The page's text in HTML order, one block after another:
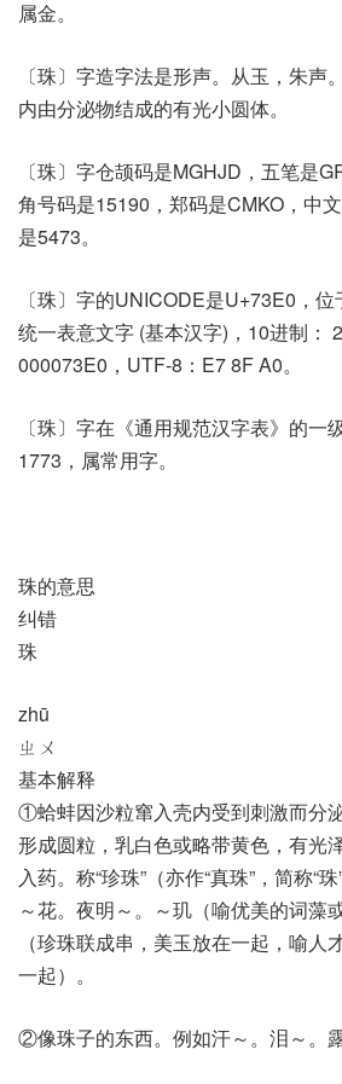
属金。
〔珠〕字造字法是形声。从玉，朱声
内由分泌物结成的有光小圆体。
〔珠〕字仓颉码是MGHJD，五笔是
角号码是15190，郑码是CMKO，中
是5473。
〔珠〕字的UNICODE是U+73E0，
统一表意文字 (基本汉字)，10进制：
000073E0，UTF-8：E7 8F A0。
〔珠〕字在《通用规范汉字表》的一
1773，属常用字。
珠的意思
纠错
珠
zhū
ㄓㄨ
基本解释
①蛤蚌因沙粒窜入壳内受到刺激而分
形成圆粒，乳白色或略带黄色，有光
入药。称“珍珠”（亦作“真珠”，简称“
～花。夜明～。～玑（喻优美的词藻
（珍珠联成串，美玉放在一起，喻人
一起）。
②像珠子的东西。例如汗～。泪～。露